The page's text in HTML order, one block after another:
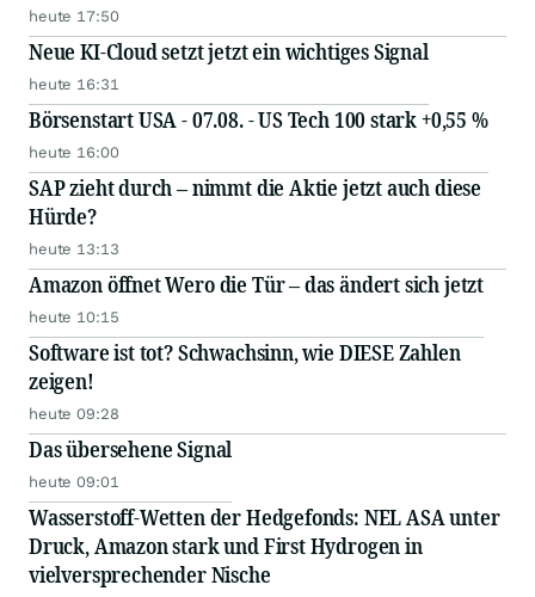
heute 17:50
Neue KI-Cloud setzt jetzt ein wichtiges Signal
heute 16:31
Börsenstart USA - 07.08. - US Tech 100 stark +0,55 %
heute 16:00
SAP zieht durch – nimmt die Aktie jetzt auch diese
Hürde?
heute 13:13
Amazon öffnet Wero die Tür – das ändert sich jetzt
heute 10:15
Software ist tot? Schwachsinn, wie DIESE Zahlen
zeigen!
heute 09:28
Das übersehene Signal
heute 09:01
Wasserstoff-Wetten der Hedgefonds: NEL ASA unter
Druck, Amazon stark und First Hydrogen in
vielversprechender Nische